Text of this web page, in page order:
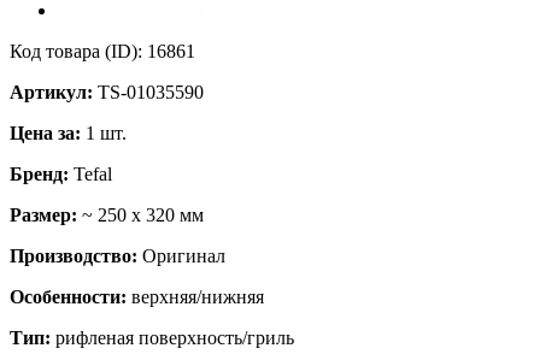
Код товара (ID): 16861
Артикул: TS-01035590
Цена за: 1 шт.
Бренд: Tefal
Размер: ~ 250 x 320 мм
Производство: Оригинал
Особенности: верхняя/нижняя
Тип: рифленая поверхность/гриль